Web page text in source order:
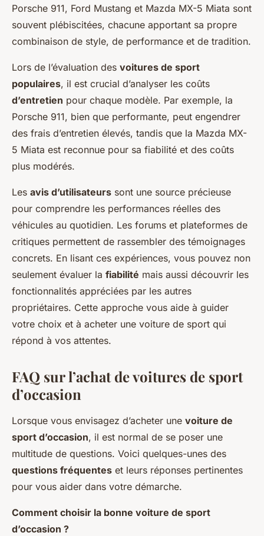
Porsche 911, Ford Mustang et Mazda MX-5 Miata sont
souvent plébiscitées, chacune apportant sa propre
combinaison de style, de performance et de tradition.
Lors de l’évaluation des voitures de sport
populaires, il est crucial d’analyser les coûts
d’entretien pour chaque modèle. Par exemple, la
Porsche 911, bien que performante, peut engendrer
des frais d’entretien élevés, tandis que la Mazda MX-
5 Miata est reconnue pour sa fiabilité et des coûts
plus modérés.
Les avis d’utilisateurs sont une source précieuse
pour comprendre les performances réelles des
véhicules au quotidien. Les forums et plateformes de
critiques permettent de rassembler des témoignages
concrets. En lisant ces expériences, vous pouvez non
seulement évaluer la fiabilité mais aussi découvrir les
fonctionnalités appréciées par les autres
propriétaires. Cette approche vous aide à guider
votre choix et à acheter une voiture de sport qui
répond à vos attentes.
FAQ sur l’achat de voitures de sport
d’occasion
Lorsque vous envisagez d’acheter une voiture de
sport d’occasion, il est normal de se poser une
multitude de questions. Voici quelques-unes des
questions fréquentes et leurs réponses pertinentes
pour vous aider dans votre démarche.
Comment choisir la bonne voiture de sport
d’occasion ?